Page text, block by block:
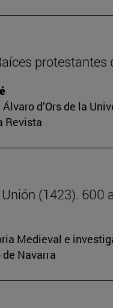
protestantes
d’Ors de la
Revista
(1423). 600
Medieval e
Navarra